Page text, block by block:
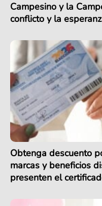
Campesino y la
conflicto y la
Obtenga descuento
marcas y beneficios
presenten el